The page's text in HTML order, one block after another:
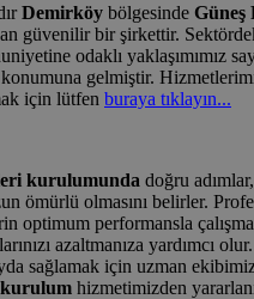
Demirköy bölgesinde Güneş
güvenilir bir şirkettir.
odaklı yaklaşımımız
gelmiştir.
için lütfen buraya tıklayın...
kurulumunda doğru
ömürlü olmasını belirler.
optimum performansla
azaltmanıza yardımcı
sağlamak için uzman ekibimiz
kurulum hizmetimizden